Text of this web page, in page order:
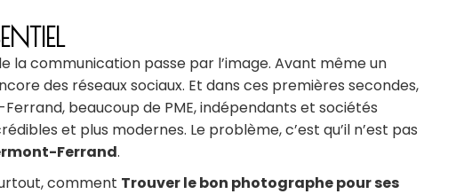
la communication passe par l’image. Avant même un
des réseaux sociaux. Et dans ces premières secondes,
beaucoup de PME, indépendants et sociétés
et plus modernes. Le problème, c’est qu’il n’est pas
Ferrand.
comment Trouver le bon photographe pour ses